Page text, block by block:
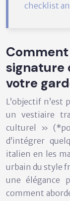
checklist
signature
votre
L’objectif n’est
un vestiaire
culturel »
d’intégrer
italien en les
urbain du style
une élégance
comment